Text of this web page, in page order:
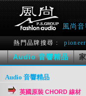
風尚
熱門品牌搜尋 : pioneer
Audio 音響精品
Audio 音響精品
英國原裝 CHORD 線材